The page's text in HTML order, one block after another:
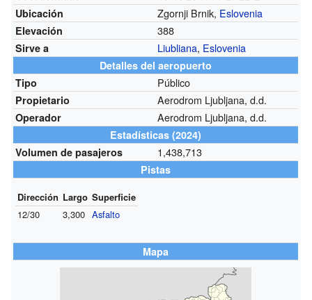
Ubicación Zgornji Brnik, Eslovenia
Elevación 388
Sirve a Liubliana, Eslovenia
Detalles del aeropuerto
Tipo
Público
Propietario Aerodrom Ljubljana, d.d.
Operador Aerodrom Ljubljana, d.d.
Estadísticas (2024)
Volumen de pasajeros
1,438,713
Pistas
Dirección Largo Superficie
12/30
3,300 Asfalto
Mapa